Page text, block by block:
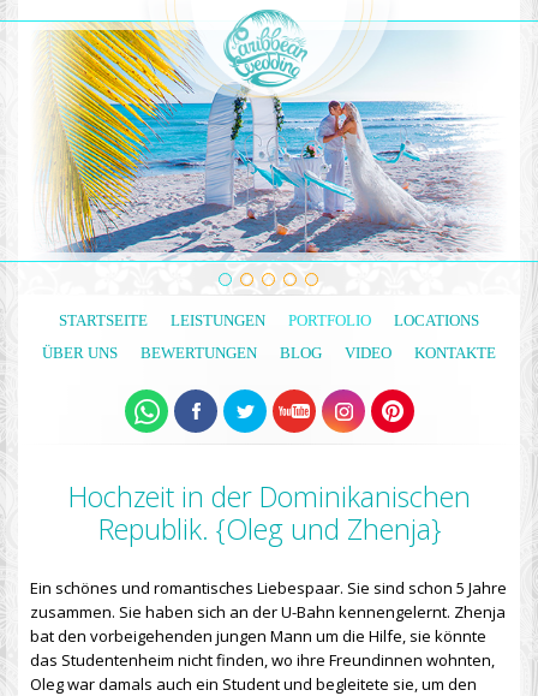
STARTSEITE LEISTUNGEN PORTFOLIO
LOCATIONS
ÜBER UNS
BEWERTUNGEN BLOG VIDEO KONTAKTE
Hochzeit in der Dominikanischen
Republik. {Oleg und Zhenja}
Ein schönes und romantisches Liebespaar. Sie sind schon 5 Jahre
zusammen. Sie haben sich an der U-Bahn kennengelernt. Zhenja
bat den vorbeigehenden jungen Mann um die Hilfe, sie könnte
das Studentenheim nicht finden, wo ihre Freundinnen wohnten,
Oleg war damals auch ein Student und begleitete sie, um den